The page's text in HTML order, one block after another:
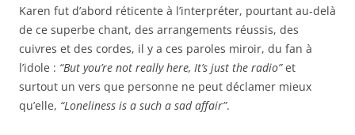
Karen fut d’abord réticente à l’interpréter, pourtant au-delà
de ce superbe chant, des arrangements réussis, des
cuivres et des cordes, il y a ces paroles miroir, du fan à
l’idole : “But you’re not really here, It’s just the radio”et
surtout un vers que personne ne peut déclamer mieux
qu’elle, “Loneliness is a such a sad affair”.